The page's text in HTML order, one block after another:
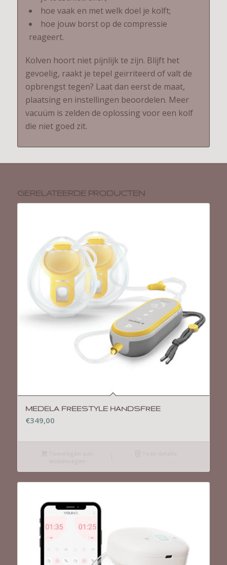
hoe vaak en met welk doel je kolft;
hoe jouw borst op de compressie
reageert.
Kolven hoort niet pijnlijk te zijn. Blijft het
gevoelig, raakt je tepel geïrriteerd of valt de
opbrengst tegen? Laat dan eerst de maat,
plaatsing en instellingen beoordelen. Meer
vacuüm is zelden de oplossing voor een kolf
die niet goed zit.
GERELATEERDE PRODUCTEN
MEDELA FREESTYLE HANDSFREE
€349,00